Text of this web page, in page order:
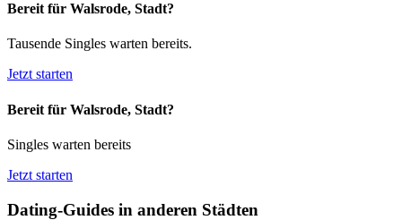
Bereit für Walsrode, Stadt?
Tausende Singles warten bereits.
Jetzt starten
Bereit für Walsrode, Stadt?
Singles warten bereits
Jetzt starten
Dating-Guides in anderen Städten